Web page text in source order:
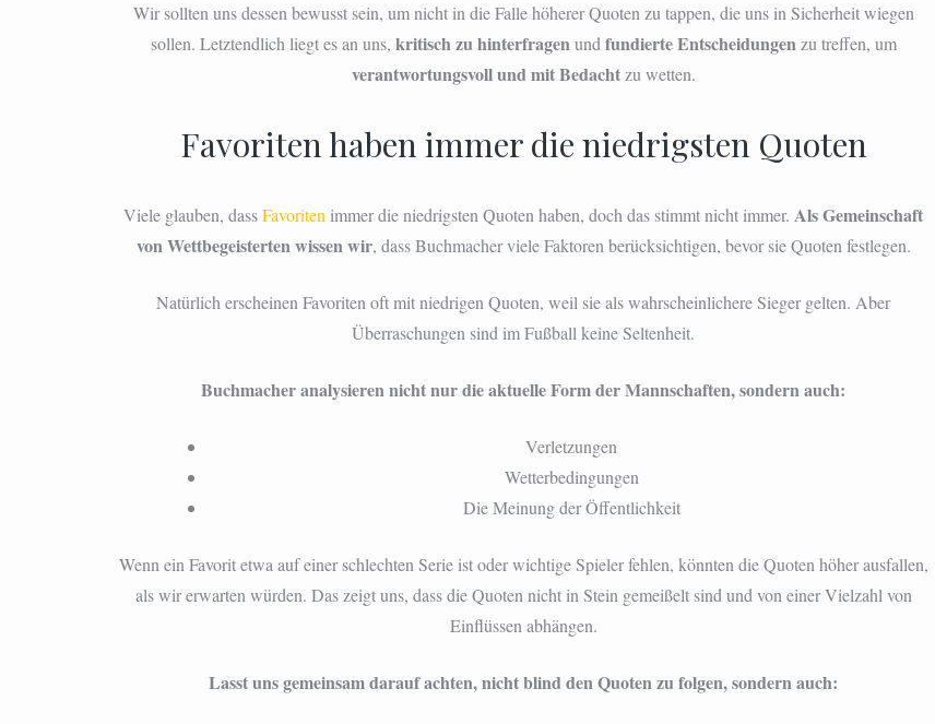
Wir sollten uns dessen bewusst sein, um nicht in die Falle höherer Quoten zu tappen, die uns in Sicherheit wiegen
sollen. Letztendlich liegt es an uns, kritisch zu hinterfragenundfundierte Entscheidungenzu treffen, um
verantwortungsvoll und mit Bedachtzu wetten.
Favoriten haben immer die niedrigsten Quoten
Viele glauben, dassFavoritenimmer die niedrigsten Quoten haben, doch das stimmt nicht immer.Als Gemeinschaft
von Wettbegeisterten wissen wir, dass Buchmacher viele Faktoren berücksichtigen, bevor sie Quoten festlegen.
Natürlich erscheinen Favoriten oft mit niedrigen Quoten, weil sie als wahrscheinlichere Sieger gelten. Aber
Überraschungen sind im Fußball keine Seltenheit.
Buchmacher analysieren nicht nur die aktuelle Form der Mannschaften, sondern auch:
Verletzungen
Wetterbedingungen
Die Meinung der Öffentlichkeit
Wenn ein Favorit etwa auf einer schlechten Serie ist oder wichtige Spieler fehlen, könnten die Quoten höher ausfallen,
als wir erwarten würden. Das zeigt uns, dass die Quoten nicht in Stein gemeißelt sind und von einer Vielzahl von
Einflüssen abhängen.
Lasst uns gemeinsam darauf achten, nicht blind den Quoten zu folgen, sondern auch: